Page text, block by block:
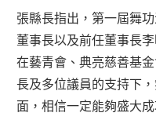
張縣長指出，第一屆舞
董事長以及前任董事長
在藝青會、典亮慈善基
長及多位議員的支持下
面，相信一定能夠盛大